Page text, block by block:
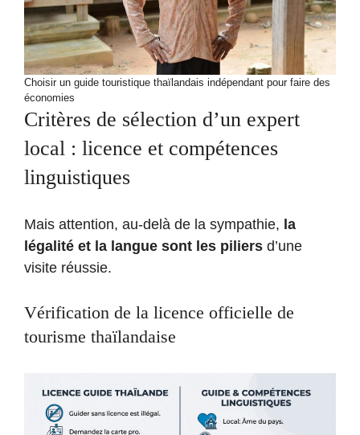
Choisir un guide touristique thaïlandais indépendant pour faire des
économies
Critères de sélection d’un expert
local : licence et compétences
linguistiques
Mais attention, au-delà de la sympathie, la
légalité et la langue sont les piliers d’une
visite réussie.
Vérification de la licence officielle de
tourisme thaïlandaise